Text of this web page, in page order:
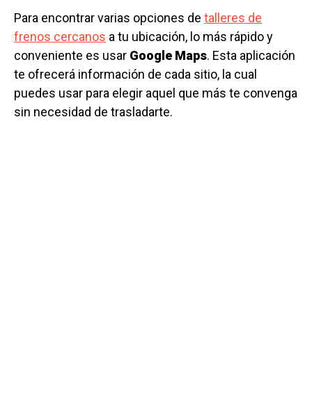
Para encontrar varias opciones de talleres de
frenos cercanos a tu ubicación, lo más rápido y
conveniente es usar Google Maps. Esta aplicación
te ofrecerá información de cada sitio, la cual
puedes usar para elegir aquel que más te convenga
sin necesidad de trasladarte.